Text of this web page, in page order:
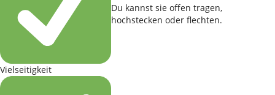
Vielseitigkeit
Du kannst sie offen tragen,
hochstecken oder flechten.